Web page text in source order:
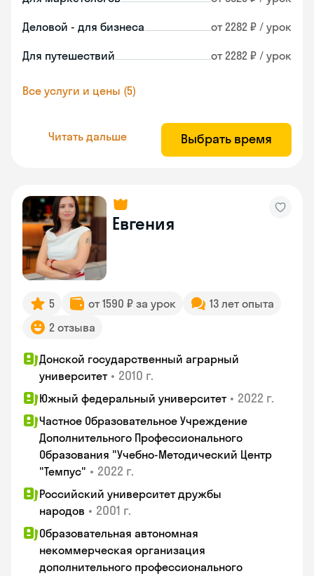
Деловой - для бизнеса от 2282 ₽ / урок
Для путешествий от 2282 ₽ / урок
Все услуги и цены (5)
Читать дальше Выбрать время
Евгения
5 от 1590 ₽ за урок
13 лет опыта
2 отзыва
Донской государственный аграрный
университет • 2010 г.
Южный федеральный университет • 2022 г.
Частное Образовательное Учреждение
Дополнительного Профессионального
Образования "Учебно-Методический Центр
"Темпус" • 2022 г.
Российский университет дружбы
народов • 2001 г.
Образовательная автономная
некоммерческая организация
дополнительного профессионального